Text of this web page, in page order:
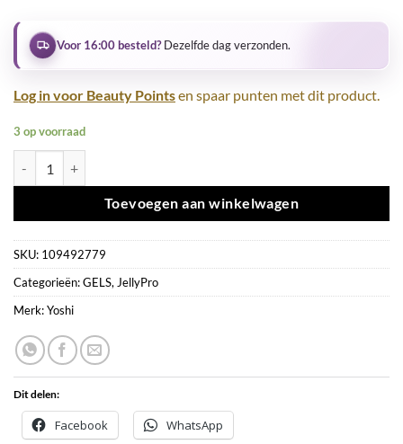
Voor 16:00 besteld?Dezelfde dag verzonden.
Log in voor Beauty Pointsen spaar punten met dit product.
3 op voorraad
Toevoegen aan winkelwagen
SKU: 109492779
Categorieën:GELS, JellyPro
Merk:Yoshi
Dit delen:
Facebook WhatsApp